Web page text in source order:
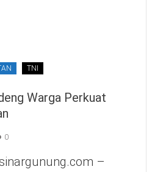
TNI
Warga Perkuat
0
–